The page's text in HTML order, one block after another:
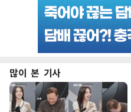
많이 본 기사